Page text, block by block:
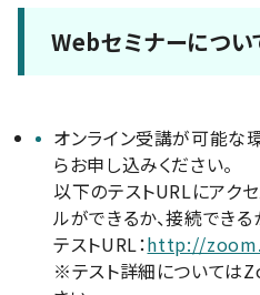
Webセミナーについ
オンライン受講が可能な
らお申し込みください。
以下のテストURLにアクセ
ルができるか、接続でき
テストURL：http://
※テスト詳細については